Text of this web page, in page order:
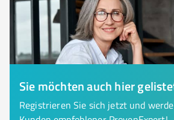
Sie möchten auch hier
Registrieren Sie sich jetzt und